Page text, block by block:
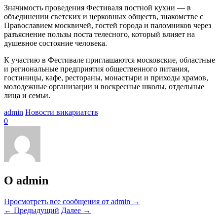
Значимость проведения Фестиваля постной кухни — в
объединении светских и церковных обществ, знакомстве с
Православием москвичей, гостей города и паломников через
разъяснение пользы поста телесного, который влияет на
душевное состояние человека.
К участию в Фестивале приглашаются московские, областные
и региональные предприятия общественного питания,
гостиницы, кафе, рестораны, монастыри и приходы храмов,
молодежные организации и воскресные школы, отдельные
лица и семьи.
admin Новости викариатств
0
О admin
Просмотреть все сообщения от admin →
← Предыдущий Далее →